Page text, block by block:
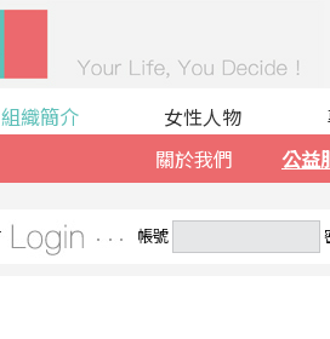
組織簡介
關於我們
公益
女性人物
帳號